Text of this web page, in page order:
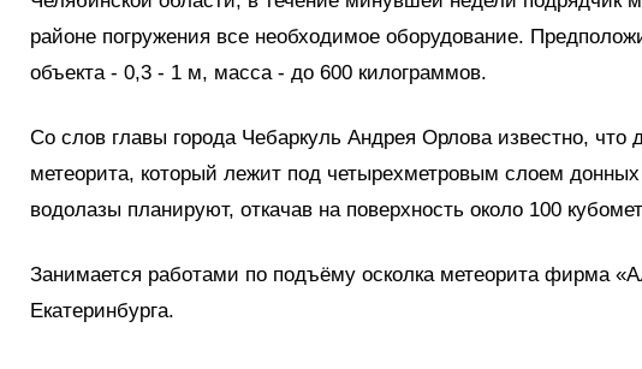
районе погружения все необходимое оборудование.
объекта - 0,3 - 1 м, масса - до 600 килограммов.
Со слов главы города Чебаркуль Андрея Орлова известно, что
метеорита, который лежит под четырехметровым слоем
водолазы планируют, откачав на поверхность около 100
Занимается работами по подъёму осколка метеорита фирма
Екатеринбурга.